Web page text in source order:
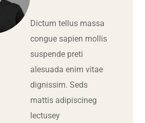
Dictum tellus massa
congue sapien mollis
suspende preti
alesuada enim vitae
dignissim. Seds
mattis adipiscineg
lectusey